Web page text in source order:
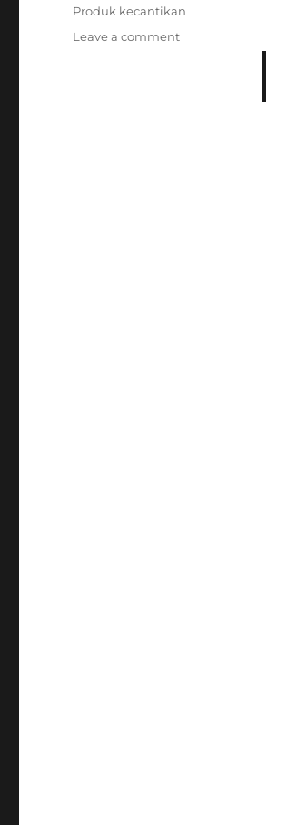
Produk kecantikan
Leave a commenton